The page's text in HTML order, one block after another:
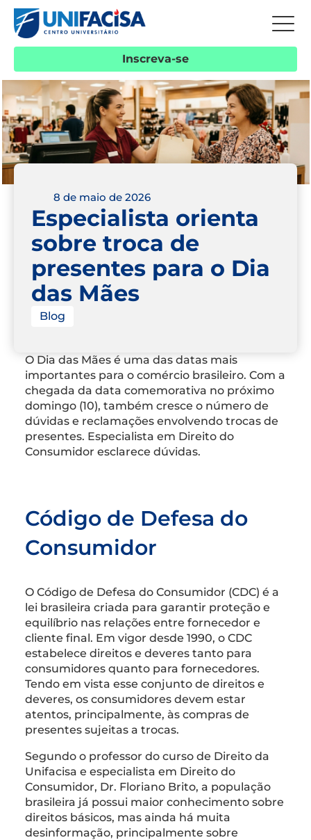
Inscreva-se
8 de maio de 2026
Especialista orienta
sobre troca de
presentes para o Dia
das Mães
Blog
O Dia das Mães é uma das datas mais
importantes para o comércio brasileiro. Com a
chegada da data comemorativa no próximo
domingo (10), também cresce o número de
dúvidas e reclamações envolvendo trocas de
presentes. Especialista em Direito do
Consumidor esclarece dúvidas.
Código de Defesa do
Consumidor
O Código de Defesa do Consumidor (CDC) é a
lei brasileira criada para garantir proteção e
equilíbrio nas relações entre fornecedor e
cliente final. Em vigor desde 1990, o CDC
estabelece direitos e deveres tanto para
consumidores quanto para fornecedores.
Tendo em vista esse conjunto de direitos e
deveres, os consumidores devem estar
atentos, principalmente, às compras de
presentes sujeitas a trocas.
Segundo o professor do curso de Direito da
Unifacisa e especialista em Direito do
Consumidor, Dr. Floriano Brito, a população
brasileira já possui maior conhecimento sobre
direitos básicos, mas ainda há muita
desinformação, principalmente sobre